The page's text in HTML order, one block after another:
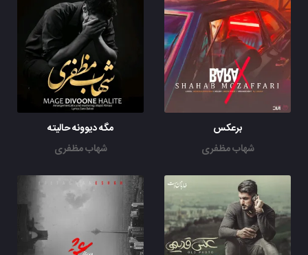
برعکس
شهاب مظفری
مگه دیوونه حالیته
شهاب مظفری